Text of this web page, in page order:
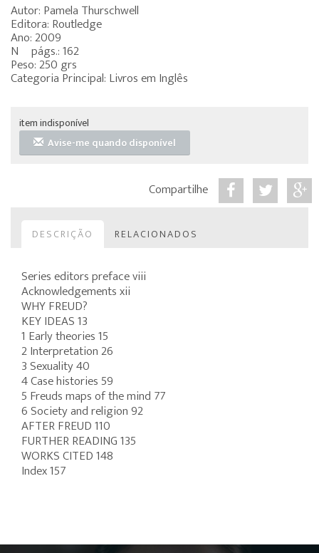
Autor: Pamela Thurschwell
Editora: Routledge
Ano: 2009
Nº págs.: 162
Peso: 250 grs
Categoria Principal: Livros em Inglês
item indisponível
Avise-me quando disponível
Compartilhe
DESCRIÇÃO RELACIONADOS
Series editors preface viii
Acknowledgements xii
WHY FREUD?
KEY IDEAS 13
1 Early theories 15
2 Interpretation 26
3 Sexuality 40
4 Case histories 59
5 Freuds maps of the mind 77
6 Society and religion 92
AFTER FREUD 110
FURTHER READING 135
WORKS CITED 148
Index 157